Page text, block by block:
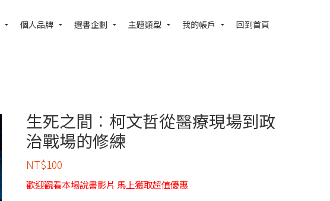
個人品牌 選書企劃 主題類型 我的帳戶 回到首頁
生死之間︰柯文哲從醫療現場到政
治戰場的修練
NT$100
歡迎觀看本場說書影片 馬上獲取超值優惠